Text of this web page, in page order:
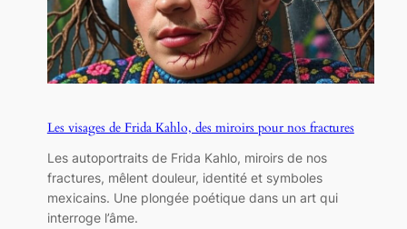
Les visages de Frida Kahlo, des miroirs pour nos fractures
Les autoportraits de Frida Kahlo, miroirs de nos
fractures, mêlent douleur, identité et symboles
mexicains. Une plongée poétique dans un art qui
interroge l’âme.